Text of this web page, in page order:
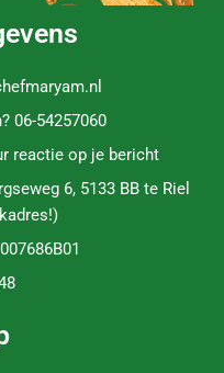
06-54257060
reactie op je bericht
6, 5133 BB te Riel